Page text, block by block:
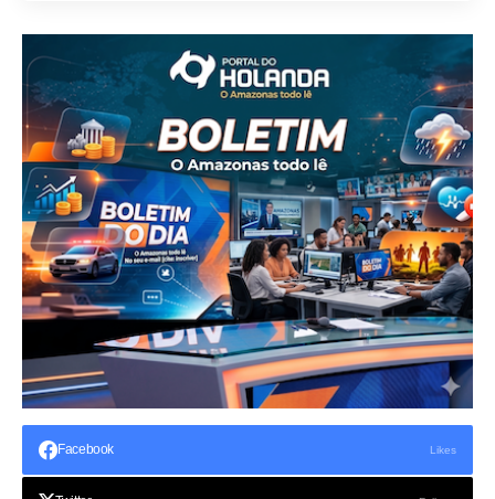
Facebook Likes